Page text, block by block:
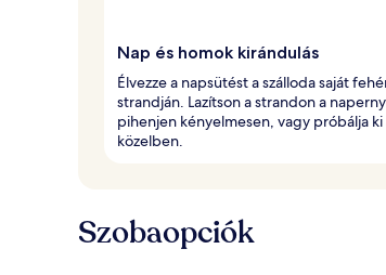
Nap és homok kirándulás
Élvezze a napsütést a szálloda saját
strandján. Lazítson a strandon a
pihenjen kényelmesen, vagy próbálja ki
közelben.
Szobaopciók